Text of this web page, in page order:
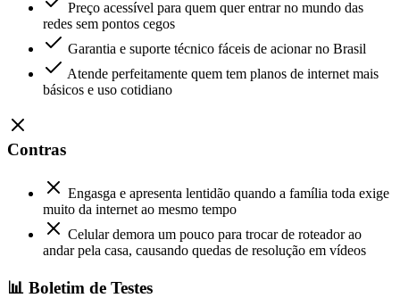
Preço acessível para quem quer entrar no mundo das
redes sem pontos cegos
Garantia e suporte técnico fáceis de acionar no Brasil
Atende perfeitamente quem tem planos de internet mais
básicos e uso cotidiano
Contras
Engasga e apresenta lentidão quando a família toda exige
muito da internet ao mesmo tempo
Celular demora um pouco para trocar de roteador ao
andar pela casa, causando quedas de resolução em vídeos
📊 Boletim de Testes